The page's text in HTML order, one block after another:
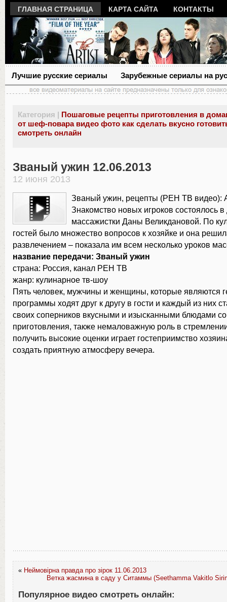
ГЛАВНАЯ СТРАНИЦА КАРТА САЙТА КОНТАКТЫ
Лучшие русские сериалы Зарубежные сериалы на
Категория | Пошаговые рецепты приготовления в
от шеф-повара видео фото как сделать вкусно
смотреть онлайн
Званый ужин 12.06.2013
12 июня 2013
Званый ужин, рецепты (РЕН ТВ видео):
Знакомство новых игроков состоялось
массажистки Даны Великдановой. По
гостей было множество вопросов к хозяйке и она
развлечением – показала им всем несколько уроков
название передачи: Званый ужин
страна: Россия, канал РЕН ТВ
жанр: кулинарное тв-шоу
Пять человек, мужчины и женщины, которые являются
программы ходят друг к другу в гости и каждый из них
своих соперников вкусными и изысканными блюдами
приготовления, также немаловажную роль в
получить высокие оценки играет гостеприимство
создать приятную атмосферу вечера.
« Неймовірна правда про зірок 11.06.2013
Ветка жасмина в саду у Ситаммы (Seethamma Vakitlo
Популярное видео смотреть онлайн: